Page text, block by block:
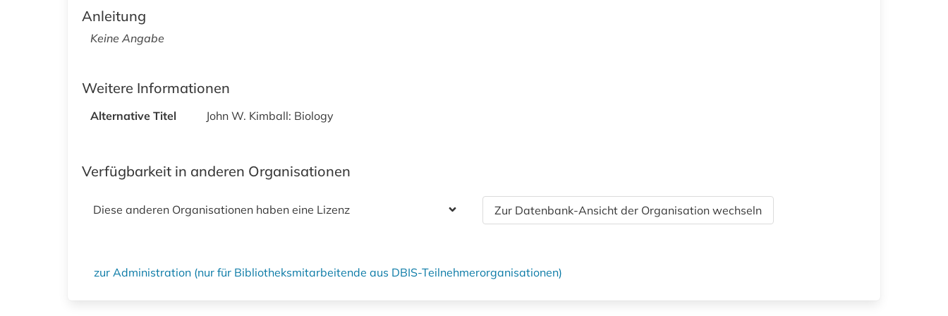
Anleitung
Keine Angabe
Weitere Informationen
Alternative Titel John W. Kimball: Biology
Verfügbarkeit in anderen Organisationen
Diese anderen Organisationen haben eine Lizenz Zur Datenbank-Ansicht der Organisation wechseln
zur Administration (nur für Bibliotheksmitarbeitende aus DBIS-Teilnehmerorganisationen)